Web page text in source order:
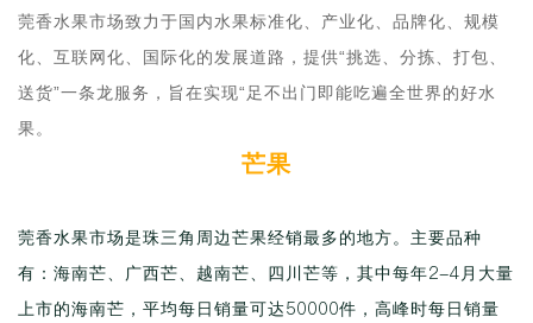
莞香水果市场致力于国内水果标准化、产业化、品牌化、规模
化、互联网化、国际化的发展道路，提供“挑选、分拣、打包、
送货”一条龙服务，旨在实现“足不出门即能吃遍全世界的好水
果。
芒果
莞香水果市场是珠三角周边芒果经销最多的地方。主要品种
有：海南芒、广西芒、越南芒、四川芒等，其中每年2-4月大量
上市的海南芒，平均每日销量可达50000件，高峰时每日销量